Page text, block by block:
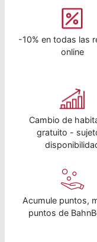
-10% en todas las
online
Cambio de
gratuito -
Acumule puntos,
puntos de